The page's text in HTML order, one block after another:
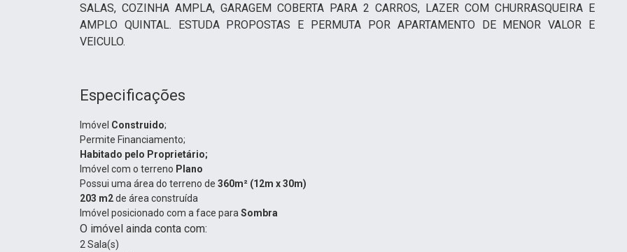
SALAS, COZINHA AMPLA, GARAGEM COBERTA PARA 2 CARROS, LAZER COM CHURRASQUEIRA E
AMPLO QUINTAL. ESTUDA PROPOSTAS E PERMUTA POR APARTAMENTO DE MENOR VALOR E
VEICULO.
Especificações
Imóvel Construido;
Permite Financiamento;
Habitado pelo Proprietário;
Imóvel com o terreno Plano
Possui uma área do terreno de 360m² (12m x 30m)
203 m2de área construída
Imóvel posicionado com a face para Sombra
O imóvel ainda conta com:
2 Sala(s)